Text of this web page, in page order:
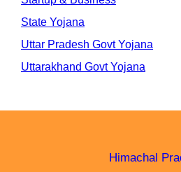
State Yojana
Uttar Pradesh Govt Yojana
Uttarakhand Govt Yojana
Himachal